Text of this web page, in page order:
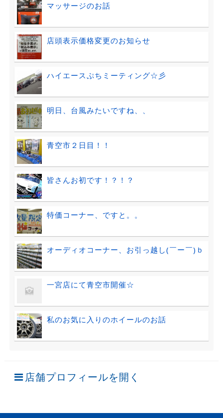
マッサージのお話
店頭表示価格変更のお知らせ
ハイエースぷちミーティング☆彡
明日、台風みたいですね、、
青空市２日目！！
皆さんお初です！？！？
特価コーナー、ですと。。
オーディオコーナー、お引っ越し(￣ー￣)ｂ
一宮店にて青空市開催☆
私のお気に入りのホイールのお話
店舗プロフィールを開く